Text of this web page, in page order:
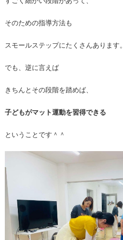
そのための指導方法も
スモールステップにたくさんあります。
でも、逆に言えば
きちんとその段階を踏めば、
子どもがマット運動を習得できる
ということです＾＾